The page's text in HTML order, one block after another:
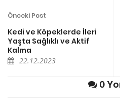
Önceki Post
Kedi ve Köpeklerde İleri
Yaşta Sağlıklı ve Aktif
Kalma
22.12.2023
0